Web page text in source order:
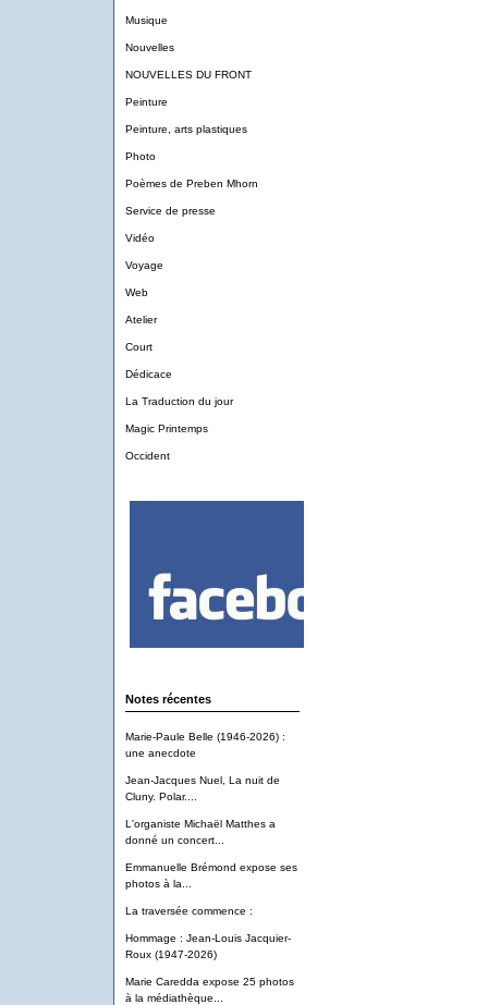
Musique
Nouvelles
NOUVELLES DU FRONT
Peinture
Peinture, arts plastiques
Photo
Poèmes de Preben Mhorn
Service de presse
Vidéo
Voyage
Web
Atelier
Court
Dédicace
La Traduction du jour
Magic Printemps
Occident
Notes récentes
Marie-Paule Belle (1946-2026) :
une anecdote
Jean-Jacques Nuel, La nuit de
Cluny. Polar....
L'organiste Michaël Matthes a
donné un concert...
Emmanuelle Brémond expose ses
photos à la...
La traversée commence :
Hommage : Jean-Louis Jacquier-
Roux (1947-2026)
Marie Caredda expose 25 photos
à la médiathèque...